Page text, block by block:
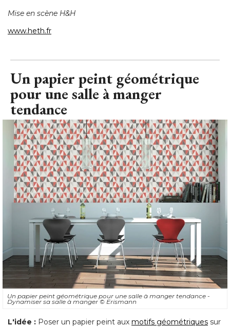
Mise en scène H&H
www.heth.fr
Un papier peint géométrique
pour une salle à manger
tendance
Un papier peint géométrique pour une salle à manger tendance -
Dynamiser sa salle à manger© Erismann
L'idée : Poser un papier peint aux motifs géométriques sur